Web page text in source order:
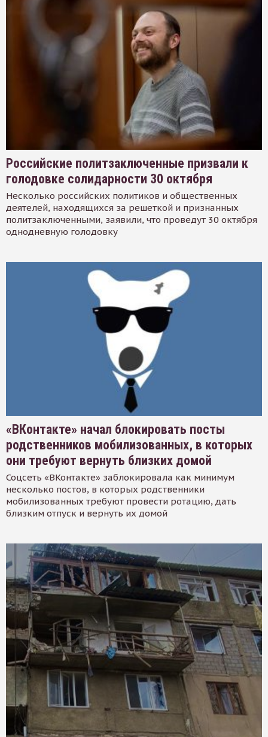
Российские политзаключенные призвали к
голодовке солидарности 30 октября
Несколько российских политиков и общественных
деятелей, находящихся за решеткой и признанных
политзаключенными, заявили, что проведут 30 октября
однодневную голодовку
«ВКонтакте» начал блокировать посты
родственников мобилизованных, в которых
они требуют вернуть близких домой
Соцсеть «ВКонтакте» заблокировала как минимум
несколько постов, в которых родственники
мобилизованных требуют провести ротацию, дать
близким отпуск и вернуть их домой